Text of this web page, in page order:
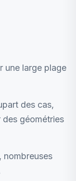
une large plage
des cas,
géométries
nombreuses